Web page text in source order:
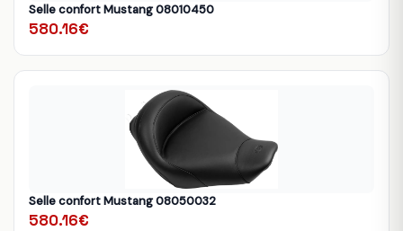
Selle confort Mustang 08010450
580.16€
Selle confort Mustang 08050032
580.16€